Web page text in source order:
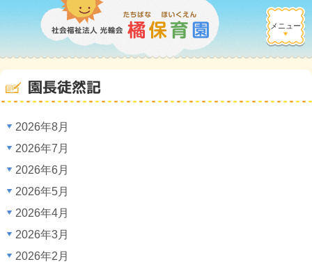
メニュー
園長徒然記
2026年8月
2026年7月
2026年6月
2026年5月
2026年4月
2026年3月
2026年2月